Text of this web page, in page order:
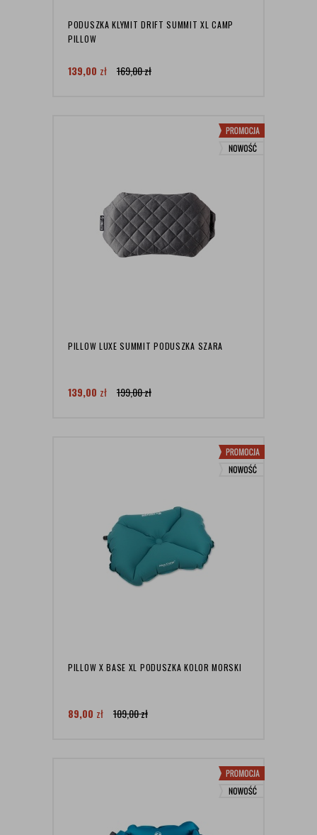
PODUSZKA KLYMIT DRIFT SUMMIT XL CAMP
PILLOW
139,00 zł 169,00zł
PILLOW LUXE SUMMIT PODUSZKA SZARA
139,00 zł 199,00zł
PILLOW X BASE XL PODUSZKA KOLOR MORSKI
89,00 zł 109,00zł